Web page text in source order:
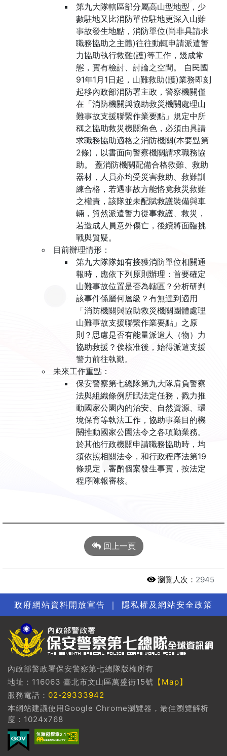
第九大隊轄區部分屬高山型地型，少
數駐地又比消防單位駐地更深入山難
事故發生地點，消防單位(尚非具請求
職務協助之主體)往往動輒申請派遣警
力協助執行救難(護)等工作，幾成常
態，實有檢討、討論之空間。 自民國
91年1月1日起，山難救助(護)業務即刻
起移內政部消防署主政，警察機關僅
在「消防機關與協助救災機關處理山
難事故支援聯繫作業要點」規定中所
稱之協助救災機關角色，必須由具請
求職務協助適格之消防機關(本要點第
2條)，以書面向警察機關請求職務協
助。 蓋消防機關配備合格救難、救助
器材，人員亦均受災害救助、救難訓
練合格，若遇事故方能恪竟救災救難
之權責，該隊並未配賦救護裝備與車
輛，貿然派遣警力從事救護、救災，
若造成人員意外傷亡，後續將面臨挑
戰與質疑。
目前辦理情形：
第九大隊隊如有接獲消防單位相關通
報時，應依下列原則辦理：首要確定
山難事故位置是否為轄區？分析研判
該事件係屬何層級？有無達到適用
「消防機關與協助救災機關團體處理
山難事故支援聯繫作業要點」之原
則？思慮是否有能量派遣人（物）力
協助救援？俟核准後，始得派遣支援
警力前往執勤。
未來工作重點：
保安警察第七總隊第九大隊肩負警察
法與組織條例所賦法定任務，戮力推
動國家公園內的治安、自然資源、環
境保育等執法工作，協助事業目的機
關推動國家公園法令之各項勤業務。
於其他行政機關申請職務協助時，均
須依照相關法令，和行政程序法第19
條規定，審酌個案發生事實，按法定
程序陳報審核。
回上一頁
瀏覽人次： 2945
政府網站資料開放宣告 ｜ 隱私權及網站安全政策
內政部警政署保安警察第七總隊版權所有
地址：116063 臺北市文山區萬盛街15號 【Map】
服務電話： 02-29333942
本網站建議使用Google Chrome瀏覽器，最佳瀏覽解析
度：1024x768